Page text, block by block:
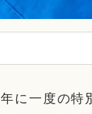
に一度の特